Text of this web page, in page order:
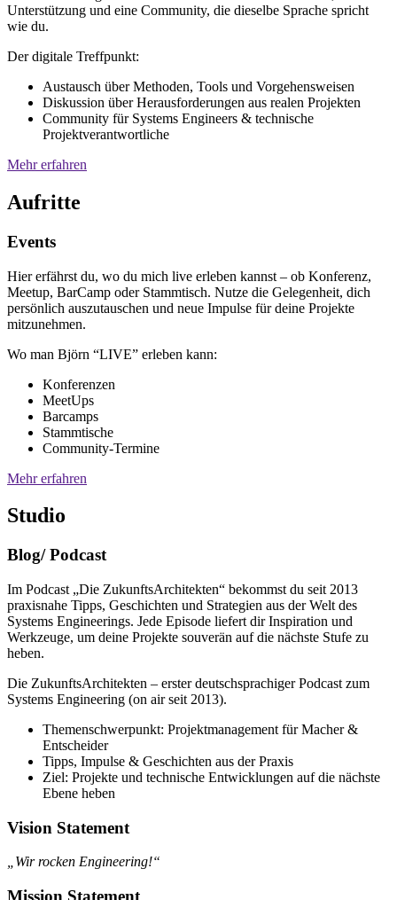
Unterstützung und eine Community, die dieselbe Sprache spricht
wie du.
Der digitale Treffpunkt:
Austausch über Methoden, Tools und Vorgehensweisen
Diskussion über Herausforderungen aus realen Projekten
Community für Systems Engineers & technische
Projektverantwortliche
Mehr erfahren
Aufritte
Events
Hier erfährst du, wo du mich live erleben kannst – ob Konferenz,
Meetup, BarCamp oder Stammtisch. Nutze die Gelegenheit, dich
persönlich auszutauschen und neue Impulse für deine Projekte
mitzunehmen.
Wo man Björn “LIVE” erleben kann:
Konferenzen
MeetUps
Barcamps
Stammtische
Community-Termine
Mehr erfahren
Studio
Blog/ Podcast
Im Podcast „Die ZukunftsArchitekten“ bekommst du seit 2013
praxisnahe Tipps, Geschichten und Strategien aus der Welt des
Systems Engineerings. Jede Episode liefert dir Inspiration und
Werkzeuge, um deine Projekte souverän auf die nächste Stufe zu
heben.
Die ZukunftsArchitekten – erster deutschsprachiger Podcast zum
Systems Engineering (on air seit 2013).
Themenschwerpunkt: Projektmanagement für Macher &
Entscheider
Tipps, Impulse & Geschichten aus der Praxis
Ziel: Projekte und technische Entwicklungen auf die nächste
Ebene heben
Vision Statement
„Wir rocken Engineering!“
Mission Statement